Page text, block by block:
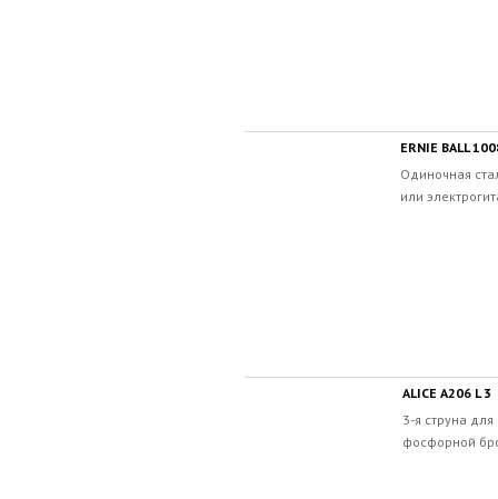
ERNIE BALL
Одиночная
или
ALICE A206 L 3
3-я струна
фосфорной